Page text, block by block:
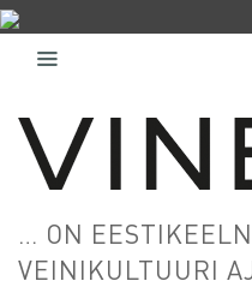
… ON
VEINIKULTUURI